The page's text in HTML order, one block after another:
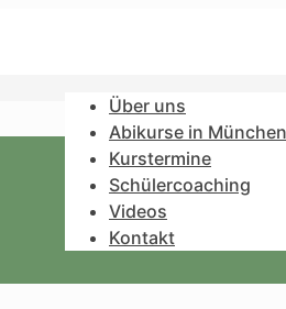
Über uns
Abikurse in
Kurstermine
Schülercoaching
Videos
Kontakt